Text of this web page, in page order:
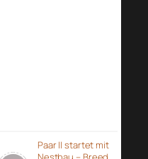
Paar II startet mit